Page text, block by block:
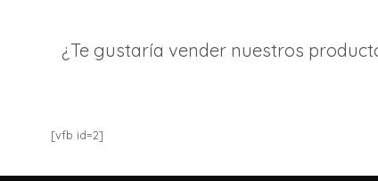
¿Te gustaría vender nuestros
[vfb id=2]